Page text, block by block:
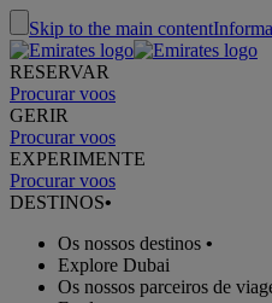
Skip to the main content
RESERVAR
Procurar voos
GERIR
Procurar voos
EXPERIMENTE
Procurar voos
DESTINOS•
Os nossos destinos •
Explore Dubai
Os nossos parceiros de